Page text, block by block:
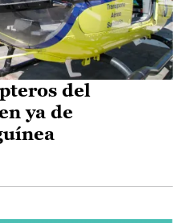
del
ya de